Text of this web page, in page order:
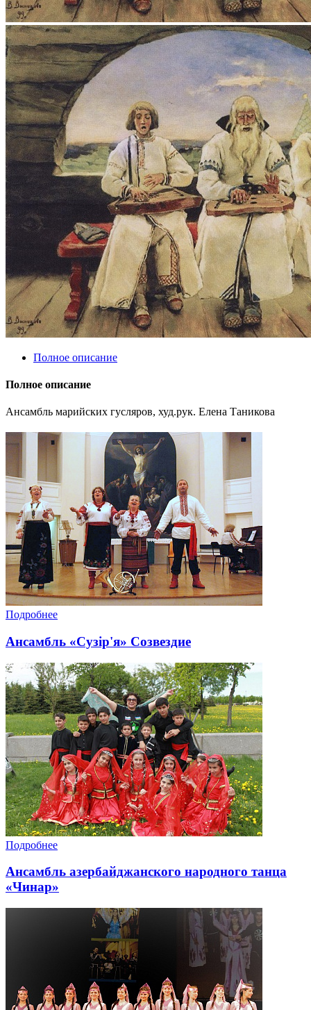
Полное описание
Полное описание
Ансамбль марийских гусляров, худ.рук. Елена Таникова
Подробнее
Ансамбль «Сузір'я» Созвездие
Подробнее
Ансамбль азербайджанского народного танца
«Чинар»